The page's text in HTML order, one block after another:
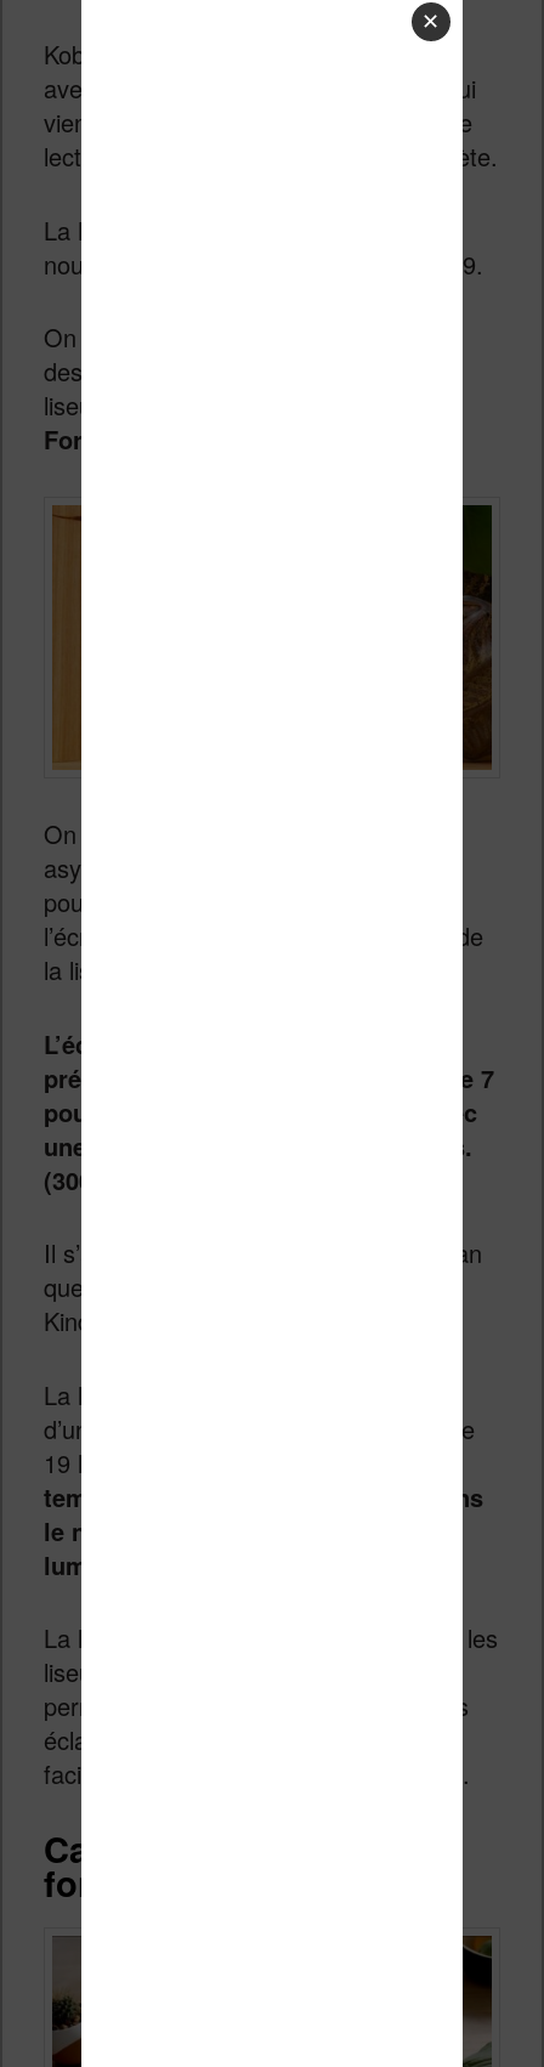
Kobo enterre donc la Kobo Aura H2O
avec une nouvelle liseuse Libra H2O qui
vient s’imposer comme une machine de
lecture milieu de gamme et très complète.
La Kobo Libra H2O
nouvelle liseuse Kobo pour l’année 2019.
On remarque instantanément que le
design a largement évolué puisque la
liseuse reprend les formes de la
Forma
On retrouve un boîtier au design
asymétrique qui regroupe les boutons
pour tourner les pages sur le côté de
l’écran. Ceci permet une bonne tenue de
la liseuse à une seule main.
L’écran évolue largement avec la
présence d’un tout nouveau écran de 7
pouces de technologie Carta HD avec
une résolution de 1680 x 1264 pixels.
(300 PPI)
Il s’agit donc sans doute du même écran
que celui disponible dans la dernière
Kindle Oasis (qui est plus chère!).
La liseuse est bien sûr
d’un
. Celui-ci est composé de
19 leds et permet
température de couleur pour lire dans
le noir en limitant les effets de la
lumière bleue.
La liseuse est
(comme toutes les
liseuses « H2O » chez Kobo) ce qui
permettra à la liseuse de supporter des
éclaboussures d’eau et d’être nettoyée
facilement si elle est trop poussiéreuse.
Caractéristiques et
fonctionnalités
✕